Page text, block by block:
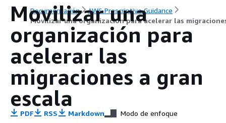
Documentación
AWS Prescriptive Guidance
Movilizar una organización para acelerar las
Movilizar una
organización para
acelerar las
migraciones a gran
escala
PDF RSS Markdown Modo de enfoque